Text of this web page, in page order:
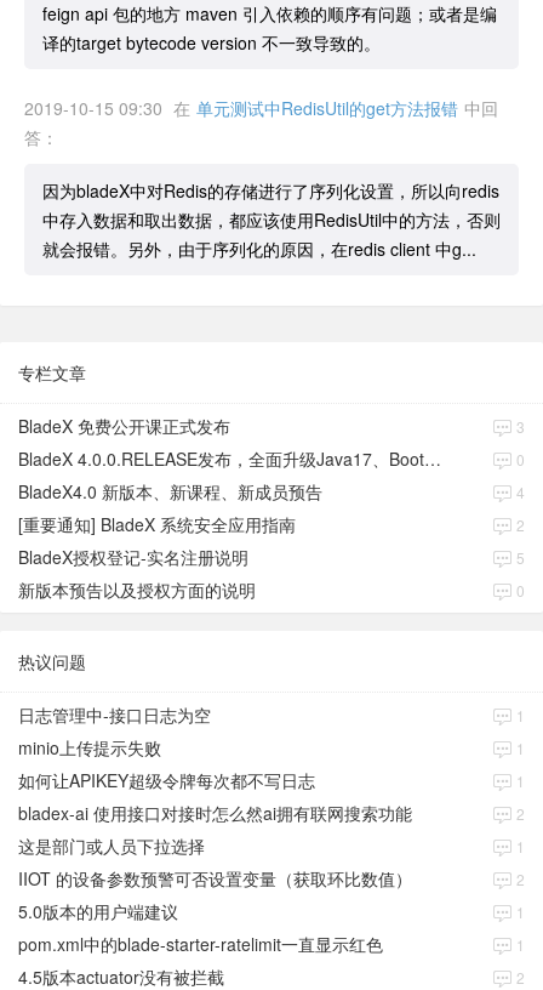
feign api 包的地方 maven 引入依赖的顺序有问题；或者是编
译的target bytecode version 不一致导致的。
2019-10-15 09:30 在 单元测试中RedisUtil的get方法报错 中回
答：
因为bladeX中对Redis的存储进行了序列化设置，所以向redis
中存入数据和取出数据，都应该使用RedisUtil中的方法，否则
就会报错。另外，由于序列化的原因，在redis client 中g...
专栏文章
BladeX 免费公开课正式发布 3
BladeX 4.0.0.RELEASE发布，全面升级Java17、Boot3、Cloud2023 0
BladeX4.0 新版本、新课程、新成员预告 4
[重要通知] BladeX 系统安全应用指南 2
BladeX授权登记-实名注册说明 5
新版本预告以及授权方面的说明 0
热议问题
日志管理中-接口日志为空 1
minio上传提示失败 1
如何让APIKEY超级令牌每次都不写日志 1
bladex-ai 使用接口对接时怎么然ai拥有联网搜索功能 2
这是部门或人员下拉选择 1
IIOT 的设备参数预警可否设置变量（获取环比数值） 2
5.0版本的用户端建议 1
pom.xml中的blade-starter-ratelimit一直显示红色 1
4.5版本actuator没有被拦截 2